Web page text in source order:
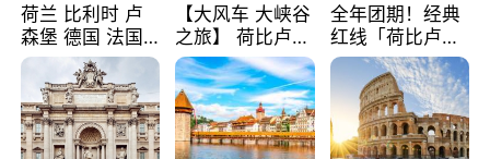
荷兰 比利时 卢
森堡 德国 法国
超爽玩遍西欧 循
环线 全程四星宾
馆 108欧/人/天
【大风车 大峡谷
之旅】 荷比卢德
法 巴黎上下 经
典五国四日游
488欧/人
全年团期！经典
红线「荷比卢德
法」七天循环 五
国 仅售99欧/人/
天！巴黎上下！
包拼房~